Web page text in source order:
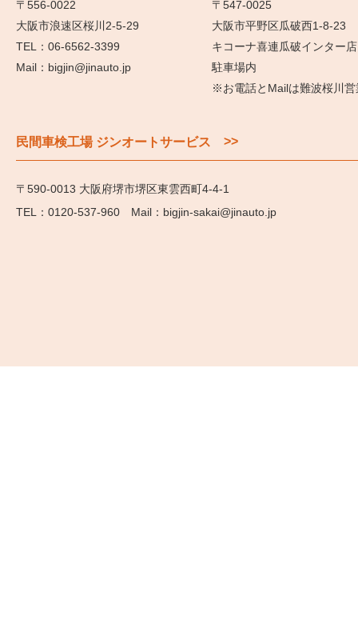
〒556-0022
大阪市浪速区桜川2-5-29
06-6562-3399
bigjin@jinauto.jp
〒547-0025
大阪市平野区瓜破西1-8-23
キコーナ喜連瓜破インター店
駐車場内
※お電話とMailは難波桜川営
民間車検工場 ジンオートサービス >>
〒590-0013 大阪府堺市堺区東雲西町4-4-1
0120-537-960
bigjin-sakai@jinauto.jp